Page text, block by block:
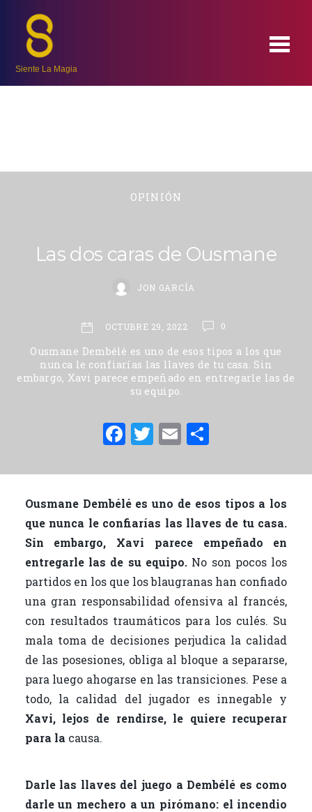
Siente La Magia
OPINIÓN
Las dos caras de Ousmane
JON GARCÍA
OCTUBRE 29, 2022 0
Ousmane Dembélé es uno de esos tipos a los que
nunca le confiarías las llaves de tu casa. Sin
embargo, Xavi parece empeñado en entregarle las de
su equipo.
F
c
e
b
o
o
k
T
it
te
r
E
ai
l
m
p
ar
ti
r
Ousmane Dembélé es uno de esos tipos a los
que nunca le confiarías las llaves de tu casa.
Sin embargo, Xavi parece empeñado en
entregarle las de su equipo. No son pocos los
partidos en los que los blaugranas han confiado
una gran responsabilidad ofensiva al francés,
con resultados traumáticos para los culés. Su
mala toma de decisiones perjudica la calidad
de las posesiones, obliga al bloque a separarse,
para luego ahogarse en las transiciones. Pese a
todo, la calidad del jugador es innegable y
Xavi, lejos de rendirse, le quiere recuperar
para la causa.
Darle las llaves del juego a Dembélé es como
darle un mechero a un pirómano: el incendio